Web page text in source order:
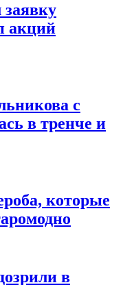
акций
с
в тренче и
которые
в